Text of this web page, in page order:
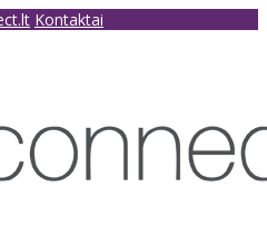
Kontaktai